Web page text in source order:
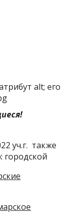
уч.г. также
городской